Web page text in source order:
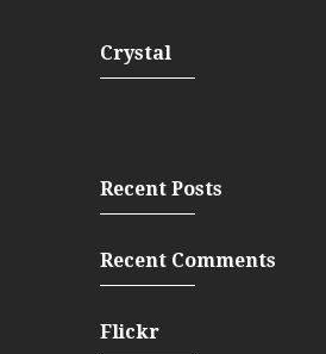
Crystal
Recent Posts
Recent Comments
Flickr